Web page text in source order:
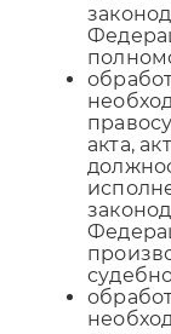
акта,